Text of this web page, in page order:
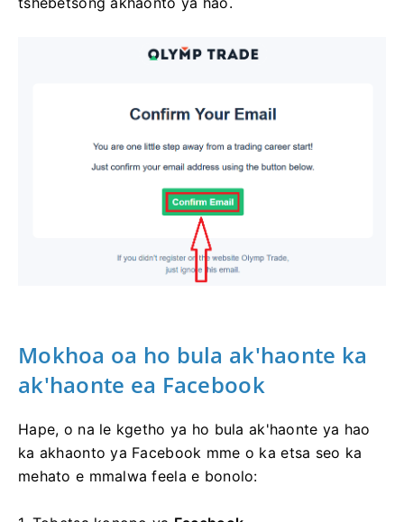
Mokhoa oa ho bula ak'haonte ka
ak'haonte ea Facebook
Hape, o na le kgetho ya ho bula ak'haonte ya hao
ka akhaonto ya Facebook mme o ka etsa seo ka
mehato e mmalwa feela e bonolo: